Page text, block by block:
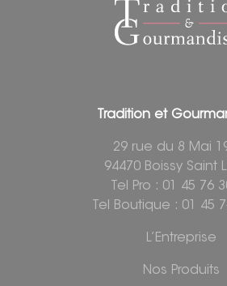
Tradition et
29 rue du 8 Mai
94470 Boissy Saint
Tel Pro : 01 45 76
Tel Boutique : 01 45
L’Entreprise
Nos Produits